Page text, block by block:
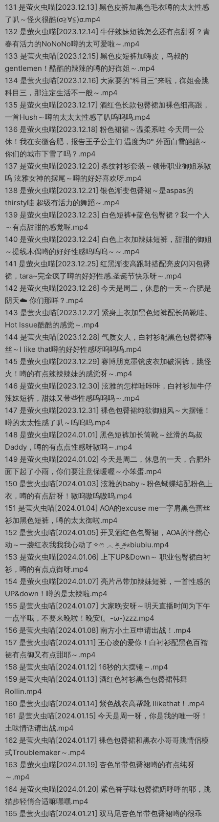
131 是萤火虫喵[2023.12.13] 黑色皮裤加黑色毛衣噂的太太性感
了叭～怪火很酷(σ≧∀≦)σ.mp4
132 是萤火虫喵[2023.12.14] 牛仔辣妹短裤怎么还有点甜呀？青
春有活力的NoNoNo噂的太可爱啦～.mp4
133 是萤火虫喵[2023.12.15] 黑色皮短裤加嗨皮，鸟叔的
gentlemen！酷酷的辣辣的噂的好御姐～.mp4
134 是萤火虫喵[2023.12.16] 大家要的“科目三”来啦，御姐会跳
科目三，那注定生活不一般～.mp4
135 是萤火虫喵[2023.12.17] 酒红色长款包臀裙加裸色细高跟，
一首Hush～噂的太太太性感了叭呜呜呜.mp4
136 是萤火虫喵[2023.12.18] 粉色裙裙～温柔系哇 今天周一公
休！我在安徽合肥，报告王子公主们 温度为0° 外面白雪皑皑～
你们的城市下雪了吗？.mp4
137 是萤火虫喵[2023.12.20] 条纹衬衫套装～领带职业御姐系嗷
呜 泫雅女神的摆尾～噂的好好喜欢呀.mp4
138 是萤火虫喵[2023.12.21] 银色渐变包臀裙～是aspas的
thirsty哇 超级有活力的舞蹈～.mp4
139 是萤火虫喵[2023.12.23] 白色短裤➕蓝色包臀裙？我一个人
～有点甜甜的感觉喔.mp4
140 是萤火虫喵[2023.12.24] 白色上衣加辣妹短裤，甜甜的御姐
～提线木偶噂的好好性感呜呜呜～～.mp4
141 是萤火虫喵[2023.12.25] 红黑渐变高跟鞋搭配亮皮闪闪包臀
裙，tara~完全疯了噂的好好性感.圣诞节快乐呀～.mp4
142 是萤火虫喵[2023.12.26] 今天是周二，休息的一天～合肥是
阴天☁️ 你们那咩？.mp4
143 是萤火虫喵[2023.12.27] 紧身上衣加黑色短裤配长筒靴哇。
Hot lssue酷酷的感觉～.mp4
144 是萤火虫喵[2023.12.28] 气质女人，白衬衫配黑色包臀裙嗨
丝～l like that噂的好好性感呀呜呜呜.mp4
145 是萤火虫喵[2023.12.29] 赛博朋克墨镜皮衣加破洞裤，跳怪
火！噂的有点辣辣辣妹的感觉呀～.mp4
146 是萤火虫喵[2023.12.30] 泫雅的怎样哇咔咔，白衬衫加牛仔
辣妹短裤，甜妹又带些性感呜呜呜～.mp4
147 是萤火虫喵[2023.12.31] 裸色包臀裙纯欲御姐风～大摆锤！
噂的太太性感了叭～呜呜呜.mp4
148 是萤火虫喵[2024.01.01] 黑色短裤加长筒靴～丝滑的鸟叔
Daddy，噂的有点点性感呀嗷呜～.mp4
149 是萤火虫喵[2024.01.02] 今天是周二，休息的一天，合肥外
面下起了小雨，你们要注意保暖喔～小笨蛋.mp4
150 是萤火虫喵[2024.01.03] 泫雅的baby～粉色蝴蝶结配粉色上
衣，噂的有点甜呀！嗷呜嗷呜嗷呜.mp4
151 是萤火虫喵[2024.01.04] AOA的excuse me一字肩黑色蕾丝
衫加黑色短裤，噂的太太御啦.mp4
152 是萤火虫喵[2024.01.05] 开叉酒红色包臀裙，AOA的怦然心
动～一袭红衣我我我心动了✧ෆ◞◟˃̶̤⌄˂̶̤⋆biubiu.mp4
153 是萤火虫喵[2024.01.06] 上下UP&Down～ 职业包臀裙白衬
衫，噂的有点点御呀.mp4
154 是萤火虫喵[2024.01.07] 亮片吊带加辣妹短裤，一首性感的
UP&down！噂的是太辣啦.mp4
155 是萤火虫喵[2024.01.07] 大家晚安呀～明天直播时间为下午
一点半哦，不要来晚啦！晚安(。-ω-)zzz.mp4
156 是萤火虫喵[2024.01.08] 南方小土豆申请出战！.mp4
157 是萤火虫喵[2024.01.11] 王心凌的爱你！白衬衫配黑色百褶
裙有点御又有点甜耶～.mp4
158 是萤火虫喵[2024.01.12] 16秒的大摆锤～.mp4
159 是萤火虫喵[2024.01.13] 酒红色衬衫黑色包臀裙韩舞
Rollin.mp4
160 是萤火虫喵[2024.01.14] 紫色战衣高帮靴 Ilikethat！.mp4
161 是萤火虫喵[2024.01.15] 今天是周一呀，你是我的唯一呀！
土味情话请出战.mp4
162 是萤火虫喵[2024.01.17] 裸色包臀裙和黑衣小哥哥跳情侣模
式Troublemaker～.mp4
163 是萤火虫喵[2024.01.19] 杏色吊带包臀裙噂的有点纯呀
～.mp4
164 是萤火虫喵[2024.01.20] 紫色香芋味包臀裙奶呼呼的耶，跳
猫步轻悄合适嘛嘿嘿.mp4
165 是萤火虫喵[2024.01.21] 双马尾杏色吊带包臀裙噂的很乖